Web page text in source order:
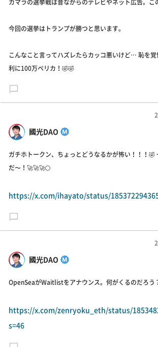
カマラの選挙戦は昔ながらのテレビやネット広告。こ
今回の選挙はトランプが勝つと思います。
こんなこと言ってハズレたらカッコ悪いけど… 恥を
利に100万ペリカ！🤣🤣
國光DAO
ガチホトークン、ちょっとどうなるかが怖い！！！🤣
だ〜！🚀🚀🚀🌕
https://x.com/ihayato/status/
國光DAO
OpenSeaがWaitlistをアナウンス。何がくるのだろう
https://x.com/zenryoku_eth/status/
s=46